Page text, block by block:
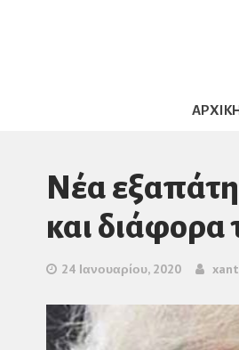
Nέα
και διάφορα
24 Ιανουαρίου, 2020